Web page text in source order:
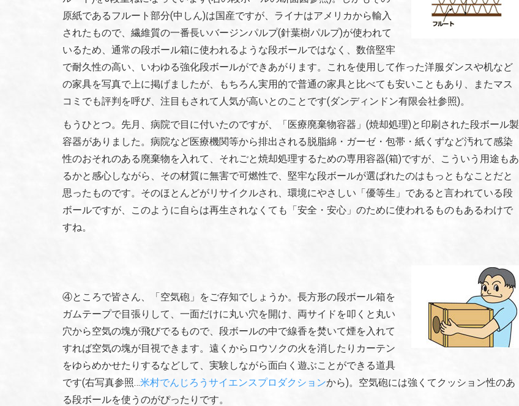
原紙であるフルート部分(中しん)は国産ですが、ライナはアメリカから輸入
されたもので、繊維質の一番長いバージンパルプ(針葉樹パルプ)が使われて
いるため、通常の段ボール箱に使われるような段ボールではなく、数倍堅牢
で耐久性の高い、いわゆる強化段ボールができあがります。これを使用して作った洋服ダンスや机など
の家具を写真で上に掲げましたが、もちろん実用的で普通の家具と比べても安いこともあり、またマス
コミでも評判を呼び、注目もされて人気が高いとのことです(ダンディンドン有限会社参照)。
もうひとつ。先月、病院で目に付いたのですが、「医療廃棄物容器」(焼却処理)と印刷された段ボール製
容器がありました。病院など医療機関等から排出される脱脂綿・ガーゼ・包帯・紙くずなど汚れて感染
性のおそれのある廃棄物を入れて、それごと焼却処理するための専用容器(箱)ですが、こういう用途もあ
るかと感心しながら、その材質に無害で可燃性で、堅牢な段ボールが選ばれたのはもっともなことだと
思ったものです。そのほとんどがリサイクルされ、環境にやさしい「優等生」であると言われている段
ボールですが、このように自らは再生されなくても「安全・安心」のために使われるものもあるわけで
すね。
④ところで皆さん、「空気砲」をご存知でしょうか。長方形の段ボール箱を
ガムテープで目張りして、一面だけに丸い穴を開け、両サイドを叩くと丸い
穴から空気の塊が飛びでるもので、段ボールの中で線香を焚いて煙を入れて
すれば空気の塊が目視できます。遠くからロウソクの火を消したりカーテン
をゆらめかせたりするなどして、実験しながら面白く遊ぶことができる道具
です(右写真参照…米村でんじろうサイエンスプロダクションから)。空気砲には強くてクッション性のあ
る段ボールを使うのがぴったりです。